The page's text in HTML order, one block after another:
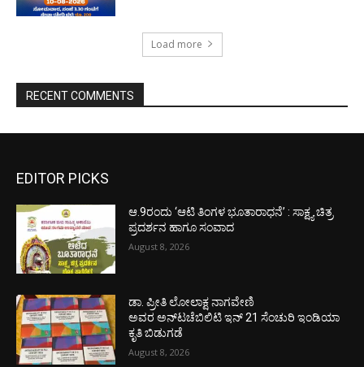
Load more
RECENT COMMENTS
EDITOR PICKS
ಆ.9ರಂದು ‘ಆಟಿ ತಿಂಗಳ ಭೂತಾರಾಧನೆ’ : ಸಾಕ್ಷ್ಯ ಚಿತ್ರ
ಪ್ರದರ್ಶನ ಹಾಗೂ ಸಂವಾದ
August 8, 2026
ಡಾ. ಪ್ರೀತಿ ಲೋಲಾಕ್ಷ ನಾಗವೇಣಿ
ಅವರ ಅನ್‌ಟಚೆಬಿಲಿಟಿ ಇನ್ 21 ಸೆಂಚುರಿ ಇಂಡಿಯಾ
ಕೃತಿ ಬಿಡುಗಡೆ
August 8, 2026